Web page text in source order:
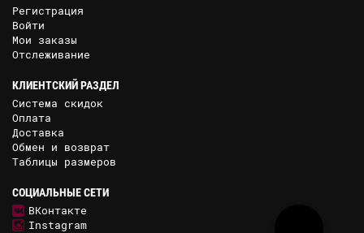
Регистрация
Войти
Мои заказы
Отслеживание
КЛИЕНТСКИЙ РАЗДЕЛ
Система скидок
Оплата
Доставка
Обмен и возврат
Таблицы размеров
СОЦИАЛЬНЫЕ СЕТИ
ВКонтакте
Instagram